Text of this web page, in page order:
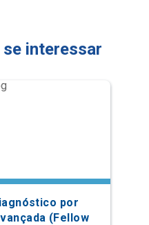
interessar
por
(Fellow